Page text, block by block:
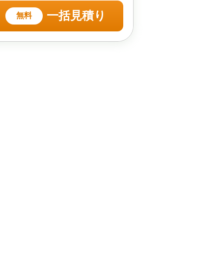
無料 一括見積り